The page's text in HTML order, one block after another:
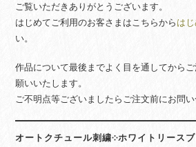
ご覧いただきありがとうございます。
はじめてご利用のお客さまはこちらから は
い。
作品について最後までよく目を通してから
願いいたします。
ご不明点等ございましたらご注文前にお問い
オートクチュール刺繍༶ホワイトリース